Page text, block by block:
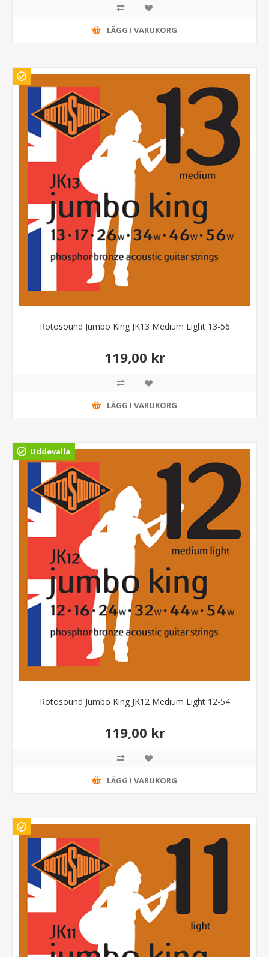
LÄGG I VARUKORG
Rotosound Jumbo King JK13 Medium Light 13-56
119,00 kr
LÄGG I VARUKORG
Uddevalla
Rotosound Jumbo King JK12 Medium Light 12-54
119,00 kr
LÄGG I VARUKORG